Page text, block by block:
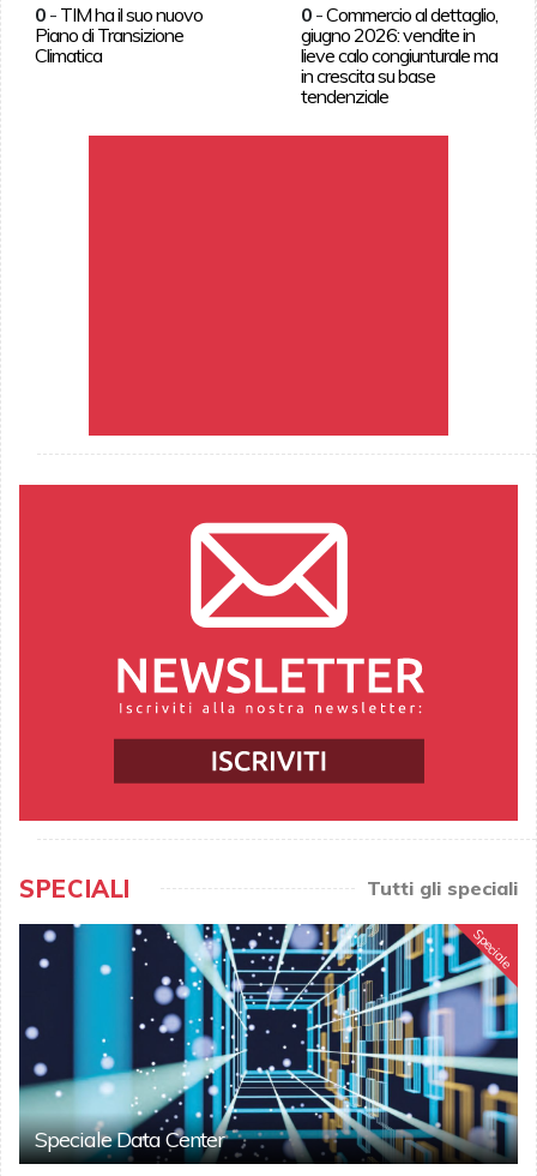
0- TIM ha il suo nuovo
Piano di Transizione
Climatica
0 -Commercio al dettaglio,
giugno 2026: vendite in
lieve calo congiunturale ma
in crescita su base
tendenziale
SPECIALI Tutti gli speciali
Speciale
Speciale Data Center